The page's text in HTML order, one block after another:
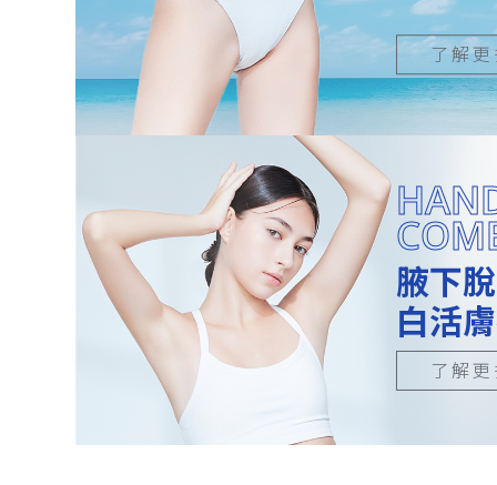
Sylfirm
Thermage
ONDA
Juvelook 素顏針
美神針
juvéderm
Profhilo
了解
腋下
白活
了解